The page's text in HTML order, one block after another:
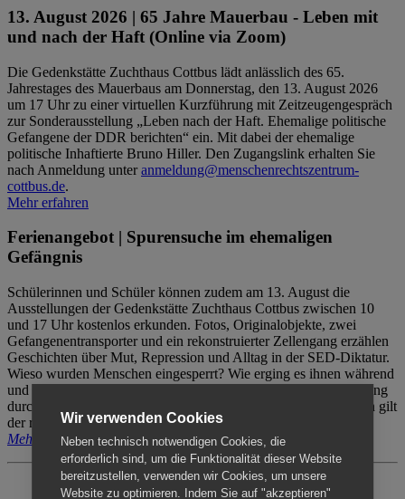
13. August 2026 | 65 Jahre Mauerbau - Leben mit
und nach der Haft (Online via Zoom)
Die Gedenkstätte Zuchthaus Cottbus lädt anlässlich des 65.
Jahrestages des Mauerbaus am Donnerstag, den 13. August 2026
um 17 Uhr zu einer virtuellen Kurzführung mit Zeitzeugengespräch
zur Sonderausstellung „Leben nach der Haft. Ehemalige politische
Gefangene der DDR berichten“ ein. Mit dabei der ehemalige
politische Inhaftierte Bruno Hiller. Den Zugangslink erhalten Sie
nach Anmeldung unteranmeldung@menschenrechtszentrum-
cottbus.de.
Mehr erfahren
Ferienangebot | Spurensuche im ehemaligen
Gefängnis
Schülerinnen und Schüler können zudem am 13. August die
Ausstellungen der Gedenkstätte Zuchthaus Cottbus zwischen 10
und 17 Uhr kostenlos erkunden. Fotos, Originalobjekte, zwei
Gefangenentransporter und ein rekonstruierter Zellengang erzählen
Geschichten über Mut, Repression und Alltag in der SED-Diktatur.
Wieso wurden Menschen eingesperrt? Wie erging es ihnen während
und nach der Haft? Der Besuch erfolgt individuell ohne Betreuung
durch das Menschenrechtszentrum Cottbus. Für Begleitpersonen gilt
der reguläre Eintritt (8€ / ermäßigt 5€).
Mehr erfahren
Wir verwenden Cookies
Neben technisch notwendigen Cookies, die
erforderlich sind, um die Funktionalität dieser Website
bereitzustellen, verwenden wir Cookies, um unsere
Website zu optimieren. Indem Sie auf "akzeptieren"